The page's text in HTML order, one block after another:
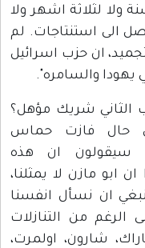
ولا لثلاثة اشهر ولا
17 عاما لكي نصل الى استنتاجات. لم
ان حزب اسرائيل
يهودا والسامره".
الثاني شريك مؤهل؟
حال فازت حماس
سيقولون ان هذه
ابو مازن لا يمثلنا،
ان نسأل انفسنا
الرغم من التنازلات
شارون، اولمرت،